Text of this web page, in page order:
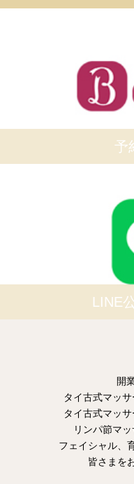
予
LINE
開
タイ古式マッサ
タイ古式マッサ
リンパ節マ
フェイシャル、
皆さまを